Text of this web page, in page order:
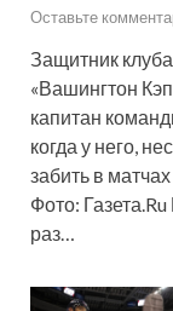
Оставьте
Защитник
«Вашингтон
капитан
когда у него,
забить в
Фото:
раз…